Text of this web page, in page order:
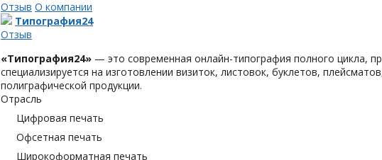
Отзыв О компании
Типография24
Отзыв
«Типография24» — это современная онлайн-типография полного цикла,
специализируется на изготовлении визиток, листовок, буклетов,
полиграфической продукции.
Отрасль
Цифровая печать
Офсетная печать
Широкоформатная печать